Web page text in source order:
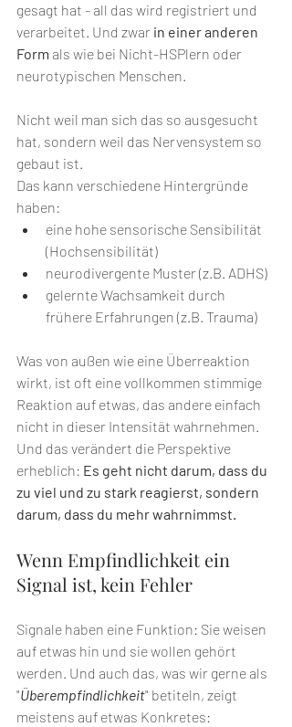
gesagt hat - all das wird registriert und
verarbeitet. Und zwar in einer anderen
Form als wie bei Nicht-HSPlern oder
neurotypischen Menschen.
Nicht weil man sich das so ausgesucht
hat, sondern weil das Nervensystem so
gebaut ist.
Das kann verschiedene Hintergründe
haben:
eine hohe sensorische Sensibilität
(Hochsensibilität)
neurodivergente Muster (z.B. ADHS)
gelernte Wachsamkeit durch
frühere Erfahrungen (z.B. Trauma)
Was von außen wie eine Überreaktion
wirkt, ist oft eine vollkommen stimmige
Reaktion auf etwas, das andere einfach
nicht in dieser Intensität wahrnehmen.
Und das verändert die Perspektive
erheblich: Es geht nicht darum, dass du
zu viel und zu stark reagierst, sondern
darum, dass du mehr wahrnimmst.
Wenn Empfindlichkeit ein
Signal ist, kein Fehler
Signale haben eine Funktion: Sie weisen
auf etwas hin und sie wollen gehört
werden. Und auch das, was wir gerne als
"Überempfindlichkeit" betiteln, zeigt
meistens auf etwas Konkretes: